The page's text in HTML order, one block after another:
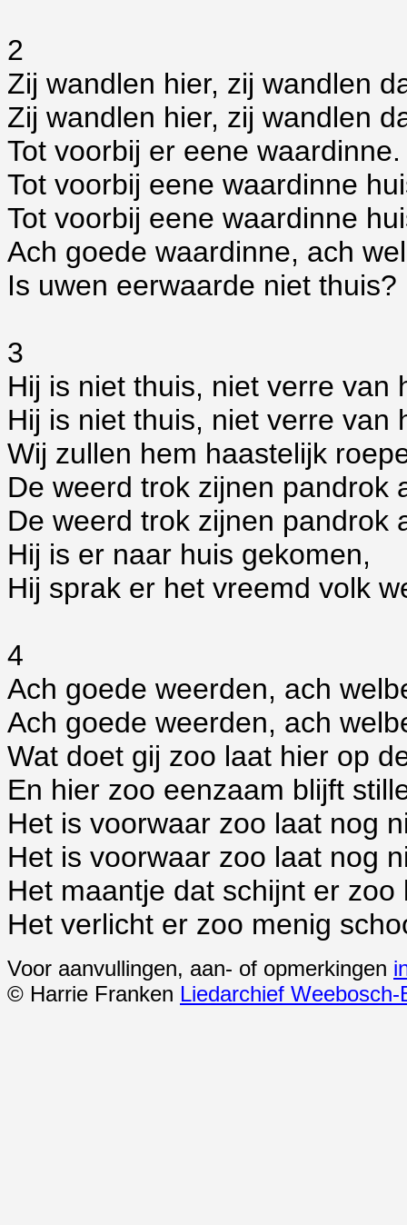
2
Zij wandlen hier, zij wandlen
Zij wandlen hier, zij wandlen
Tot voorbij er eene waardinne.
Tot voorbij eene waardinne
Tot voorbij eene waardinne
Ach goede waardinne, ach
Is uwen eerwaarde niet thuis?
3
Hij is niet thuis, niet verre van
Hij is niet thuis, niet verre van
Wij zullen hem haastelijk
De weerd trok zijnen pandrok
De weerd trok zijnen pandrok
Hij is er naar huis gekomen,
Hij sprak er het vreemd volk
4
Ach goede weerden, ach
Ach goede weerden, ach
Wat doet gij zoo laat hier op
En hier zoo eenzaam blijft
Het is voorwaar zoo laat nog
Het is voorwaar zoo laat nog
Het maantje dat schijnt er zoo
Het verlicht er zoo menig
Voor aanvullingen, aan- of opmerkingen
© Harrie Franken Liedarchief Weebosch-